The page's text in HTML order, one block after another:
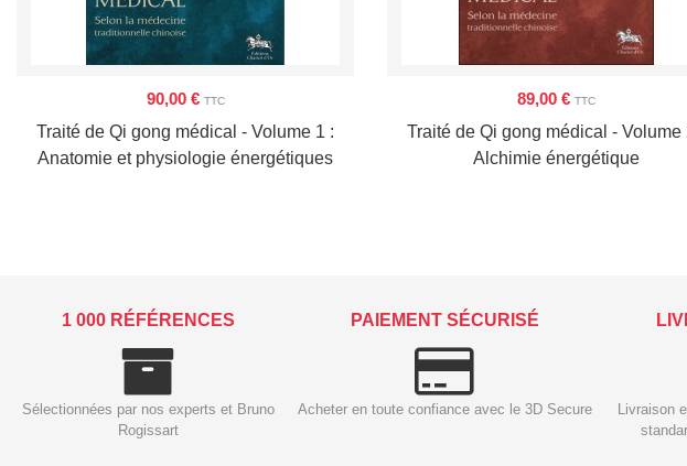
90,00 € TTC
Traité de Qi gong médical - Volume 1 :
Anatomie et physiologie énergétiques
89,00 € TTC
Traité de Qi gong médical - Volume
Alchimie énergétique
1 000 RÉFÉRENCES
Sélectionnées par nos experts et Bruno
Rogissart
PAIEMENT SÉCURISÉ
Acheter en toute confiance avec le 3D Secure
Livraison